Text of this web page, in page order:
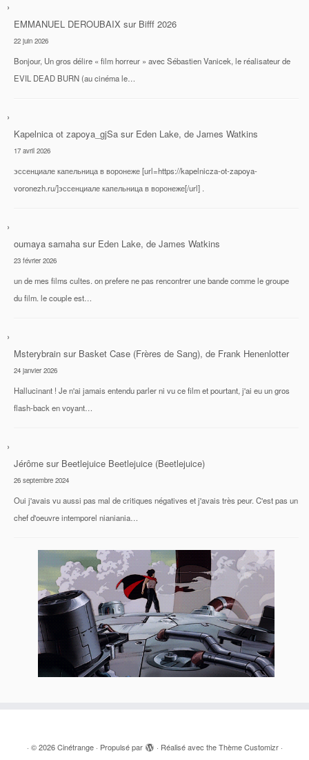
EMMANUEL DEROUBAIX sur Bifff 2026
22 juin 2026
Bonjour, Un gros délire « film horreur » avec Sébastien Vanicek, le réalisateur de
EVIL DEAD BURN (au cinéma le…
Kapelnica ot zapoya_gjSa sur Eden Lake, de James Watkins
17 avril 2026
эссенциале капельница в воронеже [url=https://kapelnicza-ot-zapoya-
voronezh.ru/]эссенциале капельница в воронеже[/url] .
oumaya samaha sur Eden Lake, de James Watkins
23 février 2026
un de mes films cultes. on prefere ne pas rencontrer une bande comme le groupe
du film. le couple est…
Msterybrain sur Basket Case (Frères de Sang), de Frank Henenlotter
24 janvier 2026
Hallucinant ! Je n'ai jamais entendu parler ni vu ce film et pourtant, j'ai eu un gros
flash-back en voyant…
Jérôme sur Beetlejuice Beetlejuice (Beetlejuice)
26 septembre 2024
Oui j'avais vu aussi pas mal de critiques négatives et j'avais très peur. C'est pas un
chef d'oeuvre intemporel nianiania…
· © 2026 Cinétrange· Propulsé par · Réalisé avec theThème Customizr·